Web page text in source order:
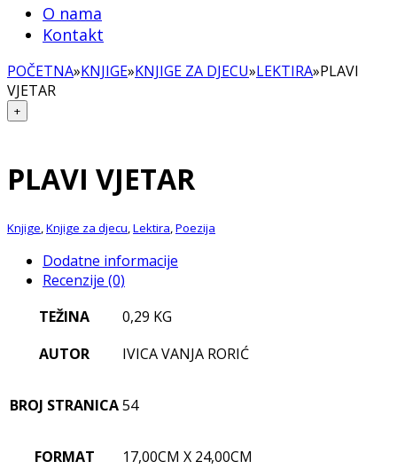
O nama
Kontakt
POČETNA»KNJIGE»KNJIGE ZA DJECU»LEKTIRA»PLAVI
VJETAR
+
PLAVI VJETAR
Knjige,Knjige za djecu,Lektira,Poezija
Dodatne informacije
Recenzije (0)
TEŽINA
0,29 KG
AUTOR
IVICA VANJA RORIĆ
BROJ STRANICA54
FORMAT 17,00CM X 24,00CM